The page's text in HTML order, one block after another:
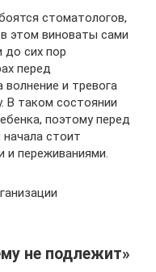
стоматологов,
этом виноваты сами
до сих пор
перед
и тревога
В таком состоянии
поэтому перед
стоит
и переживаниями.
не подлежит»